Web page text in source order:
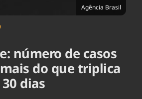
Agência Brasil
número de casos
do que triplica
dias